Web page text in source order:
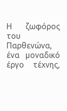
Η ζωφόρος
του
Παρθενώνα,
ένα μοναδικό
έργο τέχνης,